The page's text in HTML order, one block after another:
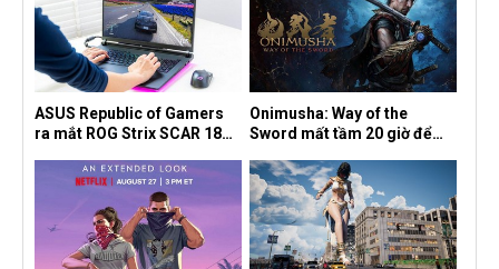
ASUS Republic of Gamers
ra mắt ROG Strix SCAR 18
Onimusha: Way of the
Sword mất tầm 20 giờ để
dành cho newbie và lão làng